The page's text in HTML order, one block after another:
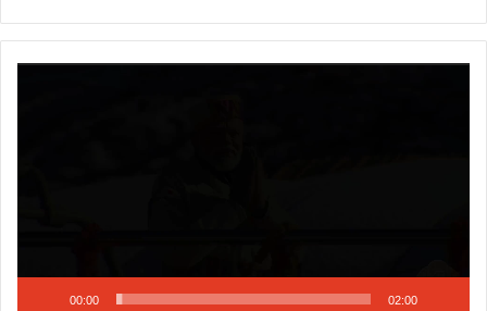
00:00 02:00